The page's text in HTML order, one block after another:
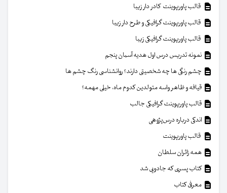
قالب پاورپوینت کادر دار زیبا
قالب پاورپوینت گرافیکی و طرح دار زیبا
قالب پاورپوینت گرافیکی زیبا
نمونه تدریس درس اول هدیه آسمان پنجم
چشم رنگی ها چه شخصیتی دارند؟ روانشناسی رنگ چشم ها
قیافه و ظاهر واسه متولدین کدوم ماه، خیلی مهمه؟
قالب پاورپوینت گرافیکی جالب
اندکی درباره درس‌پژوهی
قالب پاورپوینت
همه زائران سلطان
کتاب پسری که جادویی شد
معرفی کتاب